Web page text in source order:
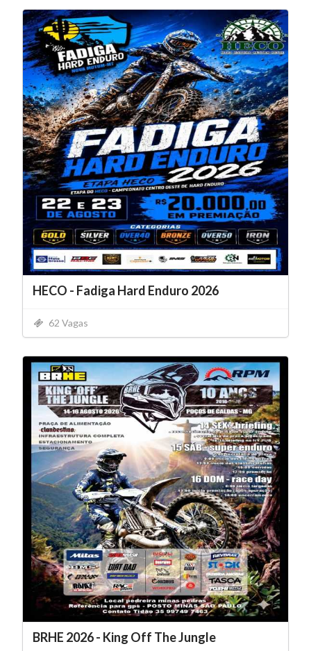
HECO - Fadiga Hard Enduro 2026
62 Vagas
BRHE 2026 - King Off The Jungle